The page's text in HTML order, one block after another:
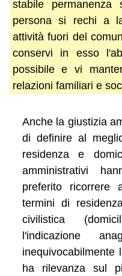
stabile permanenza
persona si rechi a
attività fuori del
conservi in esso
possibile e vi
relazioni familiari e
Anche la giustizia
di definire al
residenza e
amministrativi
preferito ricorrere
termini di
civilistica
l'indicazione
inequivocabilmente
ha rilevanza sul